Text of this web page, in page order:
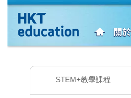
STEM+教學課程